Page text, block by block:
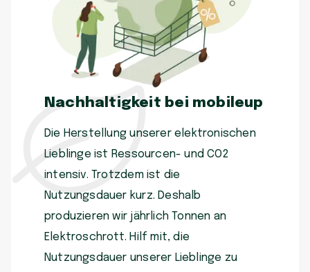
Nachhaltigkeit bei mobileup
Die Herstellung unserer elektronischen
Lieblinge ist Ressourcen- und CO2
intensiv. Trotzdem ist die
Nutzungsdauer kurz. Deshalb
produzieren wir jährlich Tonnen an
Elektroschrott. Hilf mit, die
Nutzungsdauer unserer Lieblinge zu